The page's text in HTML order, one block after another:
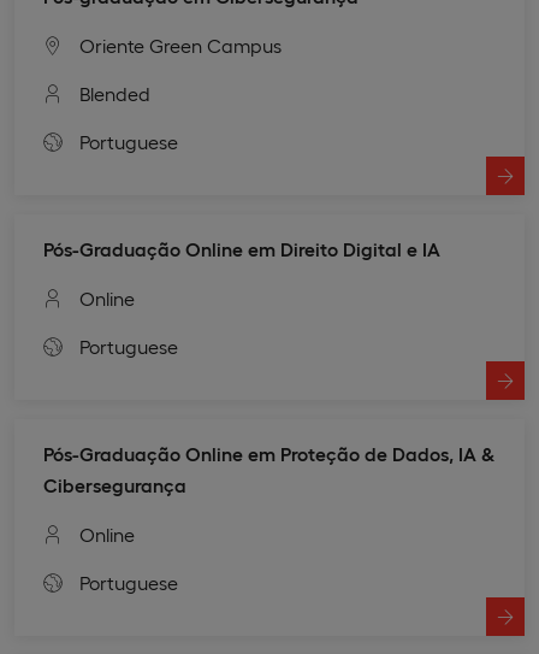
Oriente Green Campus
Blended
Portuguese
Pós-Graduação Online em Direito Digital e IA
Online
Portuguese
Pós-Graduação Online em Proteção de Dados, IA &
Cibersegurança
Online
Portuguese